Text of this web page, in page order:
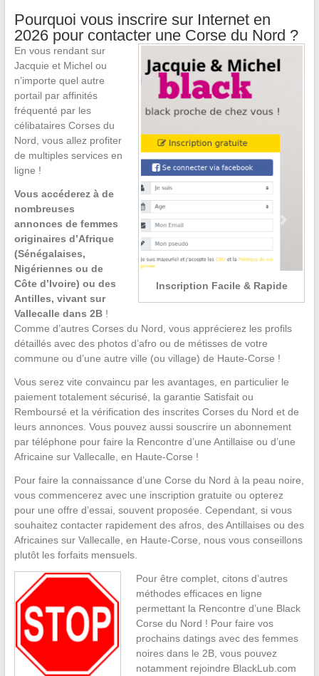
Pourquoi vous inscrire sur Internet en
2026 pour contacter une Corse du Nord ?
Inscription Facile & Rapide
En vous rendant sur
Jacquie et Michel ou
n’importe quel autre
portail par affinités
fréquenté par les
célibataires Corses du
Nord, vous allez profiter
de multiples services en
ligne !
Vous accéderez à de
nombreuses
annonces de femmes
originaires d’Afrique
(Sénégalaises,
Nigériennes ou de
Côte d’Ivoire) ou des
Antilles, vivant sur
Vallecalle dans 2B!
Comme d’autres Corses du Nord, vous apprécierez les profils
détaillés avec des photos d’afro ou de métisses de votre
commune ou d’une autre ville (ou village) de Haute-Corse !
Vous serez vite convaincu par les avantages, en particulier le
paiement totalement sécurisé, la garantie Satisfait ou
Remboursé et la vérification des inscrites Corses du Nord et de
leurs annonces. Vous pouvez aussi souscrire un abonnement
par téléphone pour faire la Rencontre d’une Antillaise ou d’une
Africaine sur Vallecalle, en Haute-Corse !
Pour faire la connaissance d’une Corse du Nord à la peau noire,
vous commencerez avec une inscription gratuite ou opterez
pour une offre d’essai, souvent proposée. Cependant, si vous
souhaitez contacter rapidement des afros, des Antillaises ou des
Africaines sur Vallecalle, en Haute-Corse, nous vous conseillons
plutôt les forfaits mensuels.
Pour être complet, citons d’autres
méthodes efficaces en ligne
permettant la Rencontre d’une Black
Corse du Nord ! Pour faire vos
prochains datings avec des femmes
noires dans le 2B, vous pouvez
notamment rejoindre BlackLub.com